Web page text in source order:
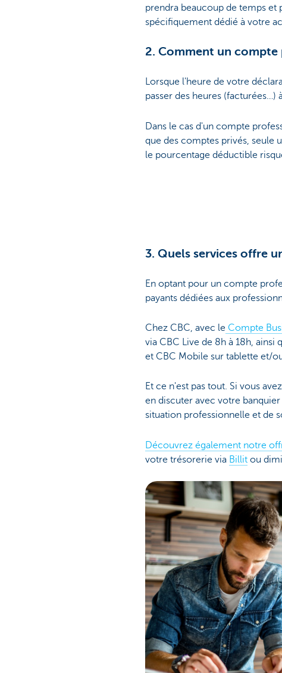
prendra beaucoup de temps
spécifiquement dédié à votre
2. Comment un
Lorsque l'heure de votre
passer des heures (facturées…)
Dans le cas d'un compte
que des comptes privés, seule
le pourcentage déductible
3. Quels services offre
En optant pour un compte
payants dédiées aux
Chez CBC, avec le Compte
via CBC Live de 8h à 18h, ainsi
et CBC Mobile sur tablette et/
Et ce n'est pas tout. Si vous
en discuter avec votre
situation professionnelle et de
Découvrez également notre
votre trésorerie via Billit ou